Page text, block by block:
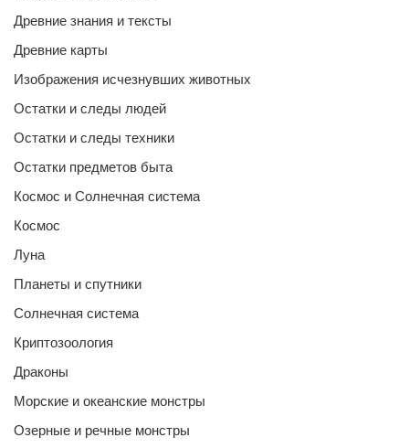
Древние знания и тексты
Древние карты
Изображения исчезнувших животных
Остатки и следы людей
Остатки и следы техники
Остатки предметов быта
Космос и Солнечная система
Космос
Луна
Планеты и спутники
Солнечная система
Криптозоология
Драконы
Морские и океанские монстры
Озерные и речные монстры